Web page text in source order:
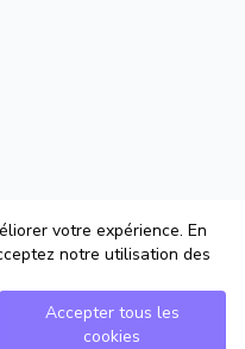
votre expérience. En
notre utilisation des
Accepter tous les
cookies